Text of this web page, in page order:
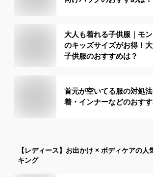
大人も着れる子供服｜モ
のキッズサイズがお得！
子供服のおすすめは？
首元が空いてる服の対処
着・インナーなどのおす
【レディース】 お出かけ × ボディケアの人
キング